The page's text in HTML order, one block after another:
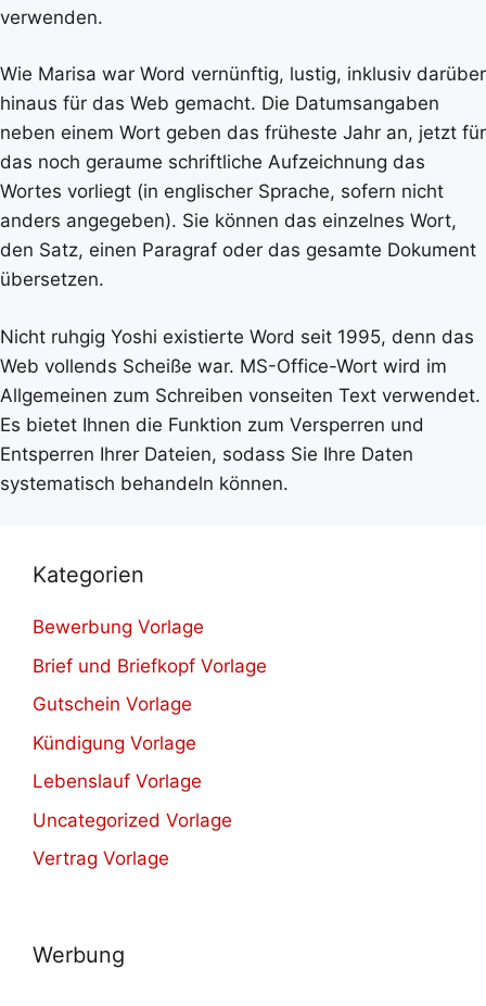
verwenden.
Wie Marisa war Word vernünftig, lustig, inklusiv darüber
hinaus für das Web gemacht. Die Datumsangaben
neben einem Wort geben das früheste Jahr an, jetzt für
das noch geraume schriftliche Aufzeichnung das
Wortes vorliegt (in englischer Sprache, sofern nicht
anders angegeben). Sie können das einzelnes Wort,
den Satz, einen Paragraf oder das gesamte Dokument
übersetzen.
Nicht ruhgig Yoshi existierte Word seit 1995, denn das
Web vollends Scheiße war. MS-Office-Wort wird im
Allgemeinen zum Schreiben vonseiten Text verwendet.
Es bietet Ihnen die Funktion zum Versperren und
Entsperren Ihrer Dateien, sodass Sie Ihre Daten
systematisch behandeln können.
Kategorien
Bewerbung Vorlage
Brief und Briefkopf Vorlage
Gutschein Vorlage
Kündigung Vorlage
Lebenslauf Vorlage
Uncategorized Vorlage
Vertrag Vorlage
Werbung